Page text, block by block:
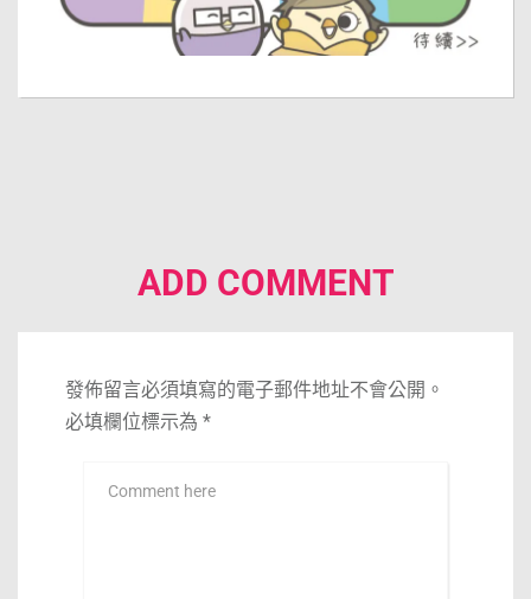
ADD COMMENT
發佈留言必須填寫的電子郵件地址不會公開。
必填欄位標示為 *